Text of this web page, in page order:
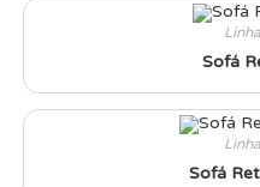
Sofá
Sofá